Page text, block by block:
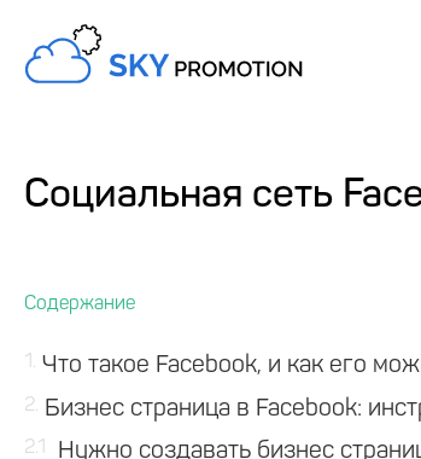
Социальная сеть
1 Что такое Facebook, и как его
2 Бизнес страница в Facebook:
2.1 Нужно создавать бизнес